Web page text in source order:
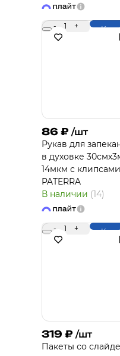
- 1 +
86 ₽ /шт
Рукав для
в духовке
14мкм с клипсами
PATERRA
В наличии (14)
- 1 +
319 ₽ /шт
Пакеты со